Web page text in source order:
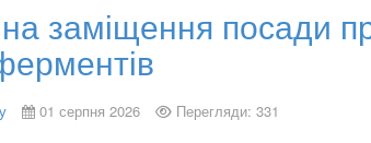
заміщення посади
01 серпня 2026 Перегляди: 331